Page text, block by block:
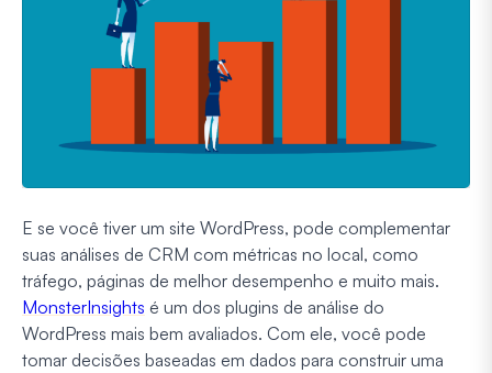
E se você tiver um site WordPress, pode complementar
suas análises de CRM com métricas no local, como
tráfego, páginas de melhor desempenho e muito mais.
MonsterInsights é um dos plugins de análise do
WordPress mais bem avaliados. Com ele, você pode
tomar decisões baseadas em dados para construir uma